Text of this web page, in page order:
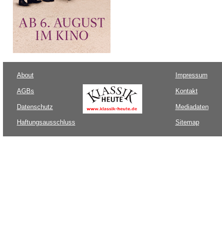
About
AGBs
Datenschutz
Haftungsausschluss
Impressum
Kontakt
Mediadaten
Sitemap